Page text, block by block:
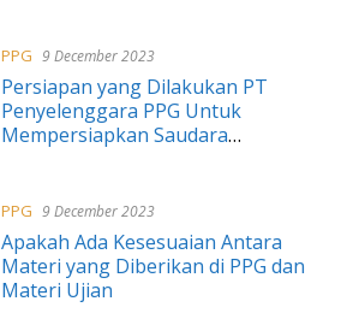
PPG 9 December 2023
Persiapan yang Dilakukan PT
Penyelenggara PPG Untuk
Mempersiapkan Saudara
PPG 9 December 2023
Apakah Ada Kesesuaian Antara
Materi yang Diberikan di PPG dan
Materi Ujian